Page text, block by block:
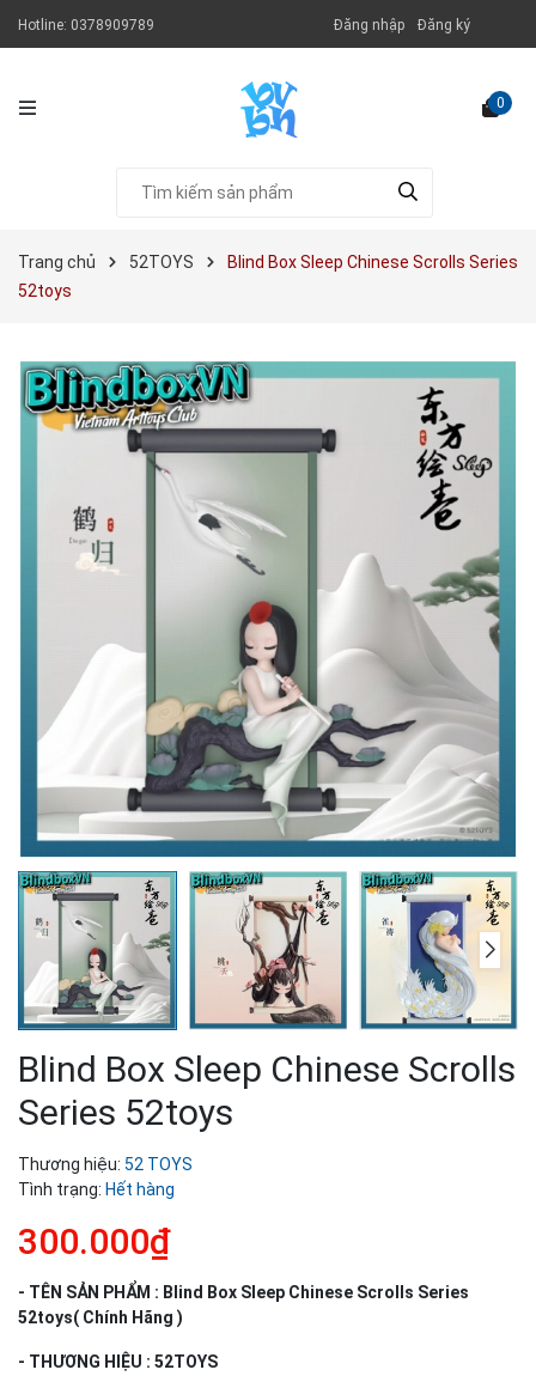
Hotline: 0378909789 Đăng nhập Đăng ký
0
Trang chủ 52TOYS
Blind Box Sleep Chinese Scrolls Series
52toys
Blind Box Sleep Chinese Scrolls
Series 52toys
Thương hiệu: 52 TOYS
Tình trạng: Hết hàng
300.000₫
- TÊN SẢN PHẨM : Blind Box Sleep Chinese Scrolls Series
52toys( Chính Hãng )
- THƯƠNG HIỆU : 52TOYS